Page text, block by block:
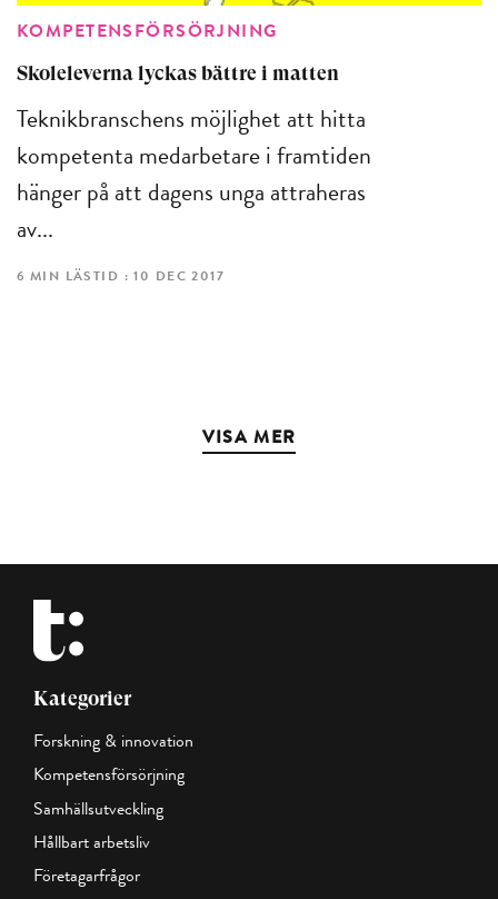
KOMPETENSFÖRSÖRJNING
Skoleleverna lyckas bättre i matten
Teknikbranschens möjlighet att hitta
kompetenta medarbetare i framtiden
hänger på att dagens unga attraheras
av...
6 MIN LÄSTID : 10 DEC 2017
VISA MER
Kategorier
Forskning & innovation
Kompetensförsörjning
Samhällsutveckling
Hållbart arbetsliv
Företagarfrågor